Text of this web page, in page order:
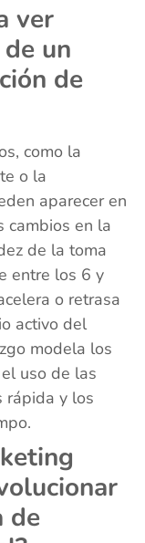
ver
un
de
como la
o la
aparecer en
cambios en la
de la toma
entre los 6 y
o retrasa
activo del
modela los
uso de las
rápida y los
de